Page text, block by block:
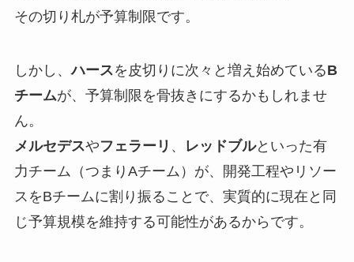
その切り札が予算制限です。
しかし、ハースを皮切りに次々と増え始めているB
チームが、予算制限を骨抜きにするかもしれませ
ん。
メルセデスやフェラーリ 、 レッドブルといった有
力チーム（つまりAチーム）が、開発工程やリソー
スをBチームに割り振ることで、実質的に現在と同
じ予算規模を維持する可能性があるからです。